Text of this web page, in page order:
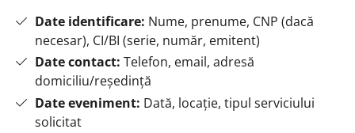
Date identificare: Nume, prenume, CNP (dacă
necesar), CI/BI (serie, număr, emitent)
Date contact: Telefon, email, adresă
domiciliu/reședință
Date eveniment: Dată, locație, tipul serviciului
solicitat